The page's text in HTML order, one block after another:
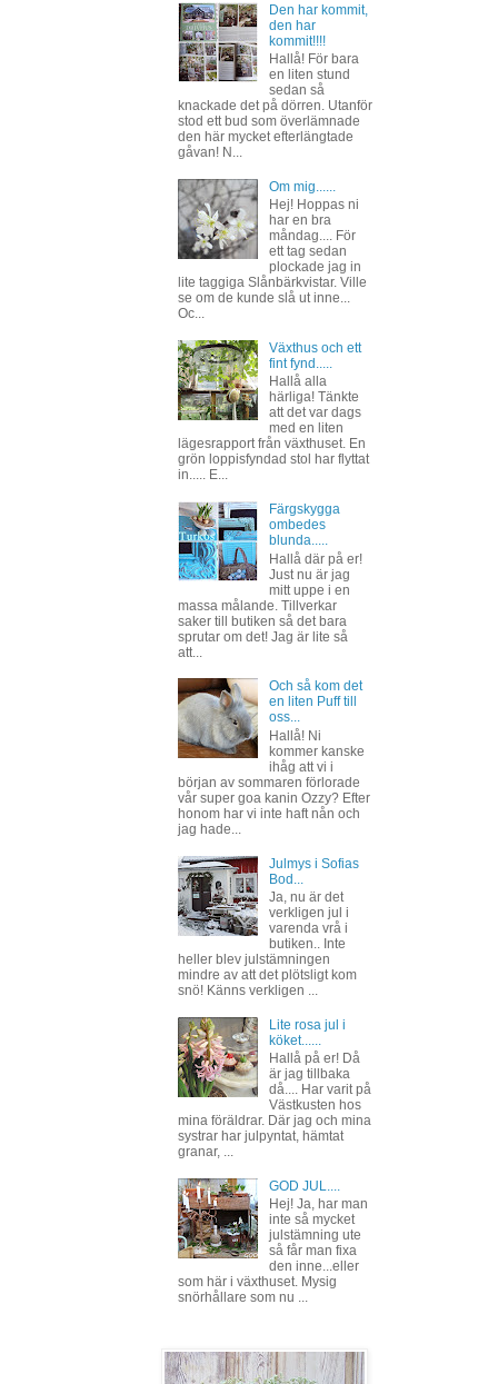
Den har kommit,
den har
kommit!!!!
Hallå! För bara
en liten stund
sedan så
knackade det på dörren. Utanför
stod ett bud som överlämnade
den här mycket efterlängtade
gåvan! N...
Om mig......
Hej! Hoppas ni
har en bra
måndag.... För
ett tag sedan
plockade jag in
lite taggiga Slånbärkvistar. Ville
se om de kunde slå ut inne...
Oc...
Växthus och ett
fint fynd.....
Hallå alla
härliga! Tänkte
att det var dags
med en liten
lägesrapport från växthuset. En
grön loppisfyndad stol har flyttat
in..... E...
Färgskygga
ombedes
blunda.....
Hallå där på er!
Just nu är jag
mitt uppe i en
massa målande. Tillverkar
saker till butiken så det bara
sprutar om det! Jag är lite så
att...
Och så kom det
en liten Puff till
oss...
Hallå! Ni
kommer kanske
ihåg att vi i
början av sommaren förlorade
vår super goa kanin Ozzy? Efter
honom har vi inte haft nån och
jag hade...
Julmys i Sofias
Bod...
Ja, nu är det
verkligen jul i
varenda vrå i
butiken.. Inte
heller blev julstämningen
mindre av att det plötsligt kom
snö! Känns verkligen ...
Lite rosa jul i
köket......
Hallå på er! Då
är jag tillbaka
då.... Har varit på
Västkusten hos
mina föräldrar. Där jag och mina
systrar har julpyntat, hämtat
granar, ...
GOD JUL....
Hej! Ja, har man
inte så mycket
julstämning ute
så får man fixa
den inne...eller
som här i växthuset. Mysig
snörhållare som nu ...